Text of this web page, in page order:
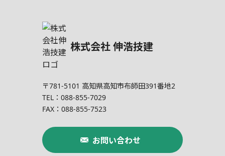
株式会社 伸浩技建
〒781-5101 高知県高知市布師田391番地2
TEL：088-855-7029
FAX：088-855-7523
お問い合わせ